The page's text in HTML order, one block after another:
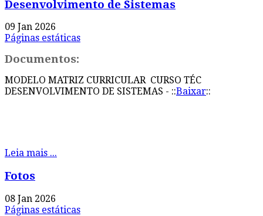
Desenvolvimento de Sistemas
09 Jan 2026
Páginas estáticas
Documentos:
MODELO MATRIZ CURRICULAR CURSO TÉC
DESENVOLVIMENTO DE SISTEMAS - ::Baixar::
Leia mais ...
Fotos
08 Jan 2026
Páginas estáticas